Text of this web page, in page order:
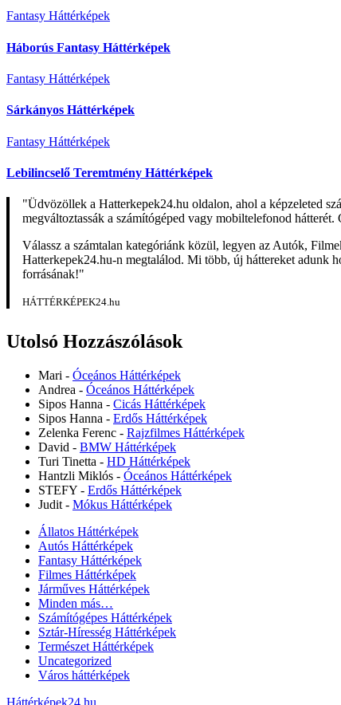
Fantasy Háttérképek
Háborús Fantasy Háttérképek
Fantasy Háttérképek
Sárkányos Háttérképek
Fantasy Háttérképek
Lebilincselő Teremtmény Háttérképek
"Üdvözöllek a Hatterkepek24.hu oldalon, ahol a képzeleted
megváltoztassák a számítógéped vagy mobiltelefonod
Válassz a számtalan kategóriánk közül, legyen az Autók,
Hatterkepek24.hu-n megtalálod. Mi több, új háttereket adunk
forrásának!"
HÁTTÉRKÉPEK24.hu
Utolsó Hozzászólások
Mari - Óceános Háttérképek
Andrea - Óceános Háttérképek
Sipos Hanna - Cicás Háttérképek
Sipos Hanna - Erdős Háttérképek
Zelenka Ferenc - Rajzfilmes Háttérképek
David - BMW Háttérképek
Turi Tinetta - HD Háttérképek
Hantzli Miklós - Óceános Háttérképek
STEFY - Erdős Háttérképek
Judit - Mókus Háttérképek
Állatos Háttérképek
Autós Háttérképek
Fantasy Háttérképek
Filmes Háttérképek
Járműves Háttérképek
Minden más…
Számítógépes Háttérképek
Sztár-Híresség Háttérképek
Természet Háttérképek
Uncategorized
Város háttérképek
Háttérképek24.hu